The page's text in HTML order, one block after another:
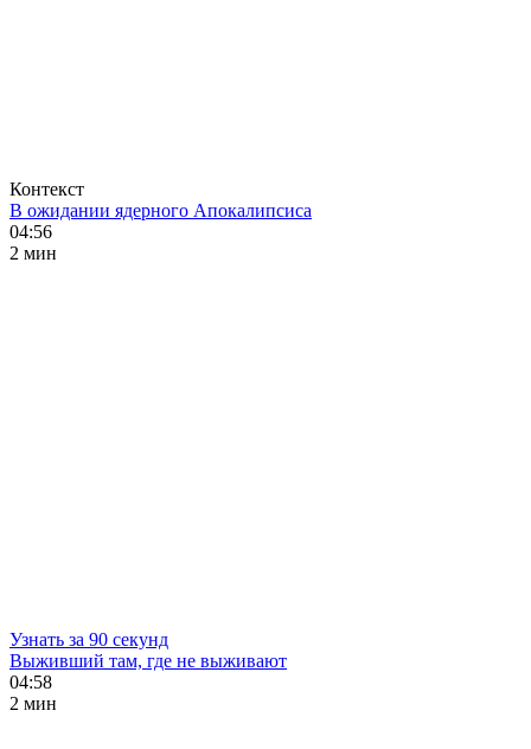
Контекст
В ожидании ядерного Апокалипсиса
04:56
2 мин
Узнать за 90 секунд
Выживший там, где не выживают
04:58
2 мин